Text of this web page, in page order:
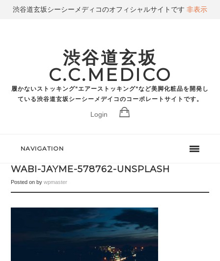
渋谷道玄坂
C.C.MEDICO
履かないストッキング"エアーストッキング"など美脚化粧品を開発し
ている渋谷道玄坂シーシーメデイコのコーポレートサイトです。
Login
NAVIGATION
WABI-JAYME-578762-UNSPLASH
Posted onbywpmaster
渋谷道玄坂シーシーメディコのオフィシャルサイトです 非表示